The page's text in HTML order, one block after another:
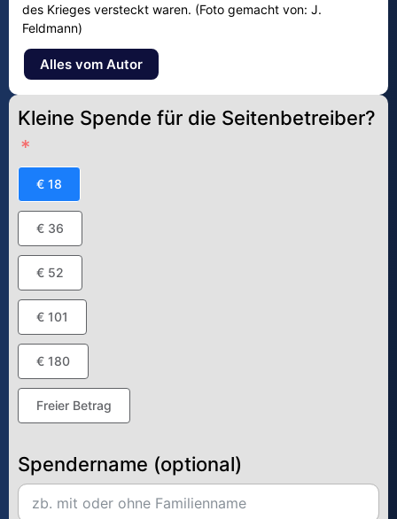
des Krieges versteckt waren. (Foto gemacht von: J.
Feldmann)
Alles vom Autor
Kleine Spende für die Seitenbetreiber?
€ 18
€ 36
€ 52
€ 101
€ 180
Freier Betrag
Spendername (optional)